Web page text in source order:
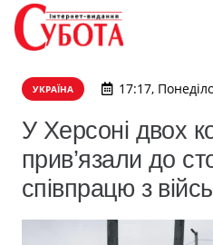
УКРАЇНА 17:17,
У Херсоні двох
прив’язали до
співпрацю з